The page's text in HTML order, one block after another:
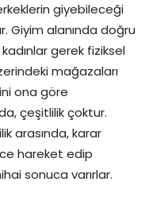
giyebileceği
Giyim alanında doğru
gerek fiziksel
mağazaları
ona göre
çeşitlilik çoktur.
arasında, karar
hareket edip
sonuca varırlar.